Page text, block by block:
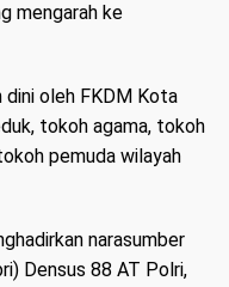
mengarah ke
dini oleh FKDM Kota
tokoh agama, tokoh
pemuda wilayah
narasumber
Densus 88 AT Polri,